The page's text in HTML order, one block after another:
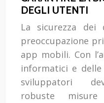
DEGLI UTENTI
La sicurezza
preoccupazione
app mobili. Con
informatici e
sviluppatori
robuste